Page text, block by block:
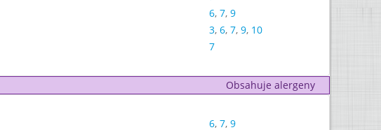
6, 7, 9
3, 6, 7, 9, 10
7
Obsahuje alergeny
6, 7, 9